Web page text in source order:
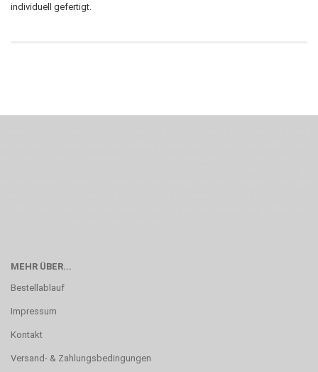
individuell gefertigt.
MEHR ÜBER...
Bestellablauf
Impressum
Kontakt
Versand- & Zahlungsbedingungen